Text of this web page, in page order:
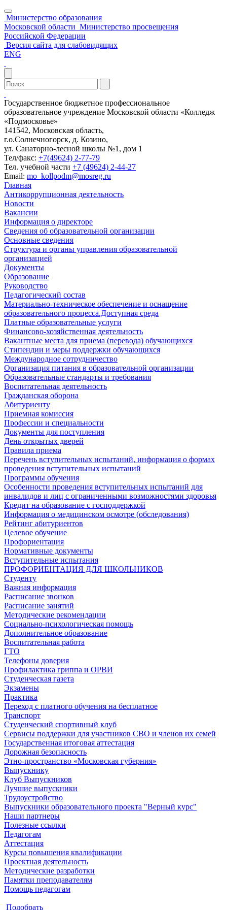
Министерство образования
Московской области Министерство просвещения
Российской Федерации
Версия сайта для слабовидящих
ENG
Государственное бюджетное профессиональное
образовательное учреждение Московской области «Колледж
«Подмосковье»
141542, Московская область,
г.о.Солнечногорск, д. Козино,
ул. Санаторно-лесной школы №1, дом 1
Тел/факс: +7(49624) 2-77-79
Тел. учебной части +7 (49624) 2-44-27
Email: mo_kollpodm@mosreg.ru
Главная
Антикоррупционная деятельность
Новости
Вакансии
Информация о директоре
Сведения об образовательной организации
Основные сведения
Структура и органы управления образовательной
организацией
Документы
Образование
Руководство
Педагогический состав
Материально-техническое обеспечение и оснащение
образовательного процесса.Доступная среда
Платные образовательные услуги
Финансово-хозяйственная деятельность
Вакантные места для приема (перевода) обучающихся
Стипендии и меры поддержки обучающихся
Международное сотрудничество
Организация питания в образовательной организации
Образовательные стандарты и требования
Воспитательная деятельность
Гражданская оборона
Абитуриенту
Приемная комиссия
Профессии и специальности
Документы для поступления
День открытых дверей
Правила приема
Перечень вступительных испытаний, информация о формах
проведения вступительных испытаний
Программы обучения
Особенности проведения вступительных испытаний для
инвалидов и лиц с ограниченными возможностями здоровья
Кредит на образование с господдержкой
Информация о медицинском осмотре (обследования)
Рейтинг абитуриентов
Целевое обучение
Профориентация
Нормативные документы
Вступительные испытания
ПРОФОРИЕНТАЦИЯ ДЛЯ ШКОЛЬНИКОВ
Студенту
Важная информация
Расписание звонков
Расписание занятий
Методические рекомендации
Социально-психологическая помощь
Дополнительное образование
Воспитательная работа
ГТО
Телефоны доверия
Профилактика гриппа и ОРВИ
Cтуденческая газета
Экзамены
Практика
Переход с платного обучения на бесплатное
Транспорт
Студенческий спортивный клуб
Сервисы поддержки для участников СВО и членов их семей
Государственная итоговая аттестация
Дорожная безопасность
Этно-пространство «Московская губерния»
Выпускнику
Клуб Выпускников
Лучшие выпускники
Трудоустройство
Выпускники образовательного проекта "Верный курс"
Наши партнеры
Полезные ссылки
Педагогам
Аттестация
Курсы повышения квалификации
Проектная деятельность
Методические разработки
Памятки преподавателям
Помощь педагогам
Подобрать